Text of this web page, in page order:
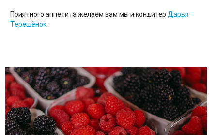
Приятного аппетита желаем вам мы и кондитер Дарья
Терешёнок